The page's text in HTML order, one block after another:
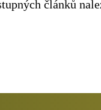
článků